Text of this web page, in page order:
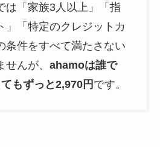
は「家族3人以上」「指
」「特定のクレジットカ
条件をすべて満たさない
んが、 ahamoは誰で
もずっと2,970円 です。